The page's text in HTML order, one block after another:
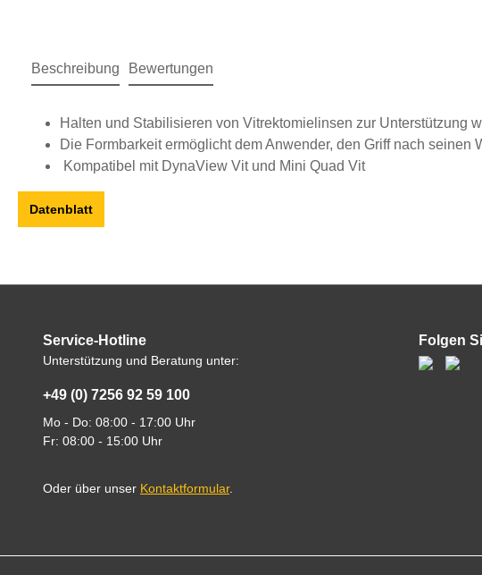
Beschreibung Bewertungen
Halten und Stabilisieren von Vitrektomielinsen zur Unterstützung
Die Formbarkeit ermöglicht dem Anwender, den Griff nach seinen
Kompatibel mit DynaView Vit und Mini Quad Vit
Datenblatt
Service-Hotline
Unterstützung und Beratung unter:
+49 (0) 7256 92 59 100
Mo - Do: 08:00 - 17:00 Uhr
Fr: 08:00 - 15:00 Uhr
Oder über unser Kontaktformular.
Folgen